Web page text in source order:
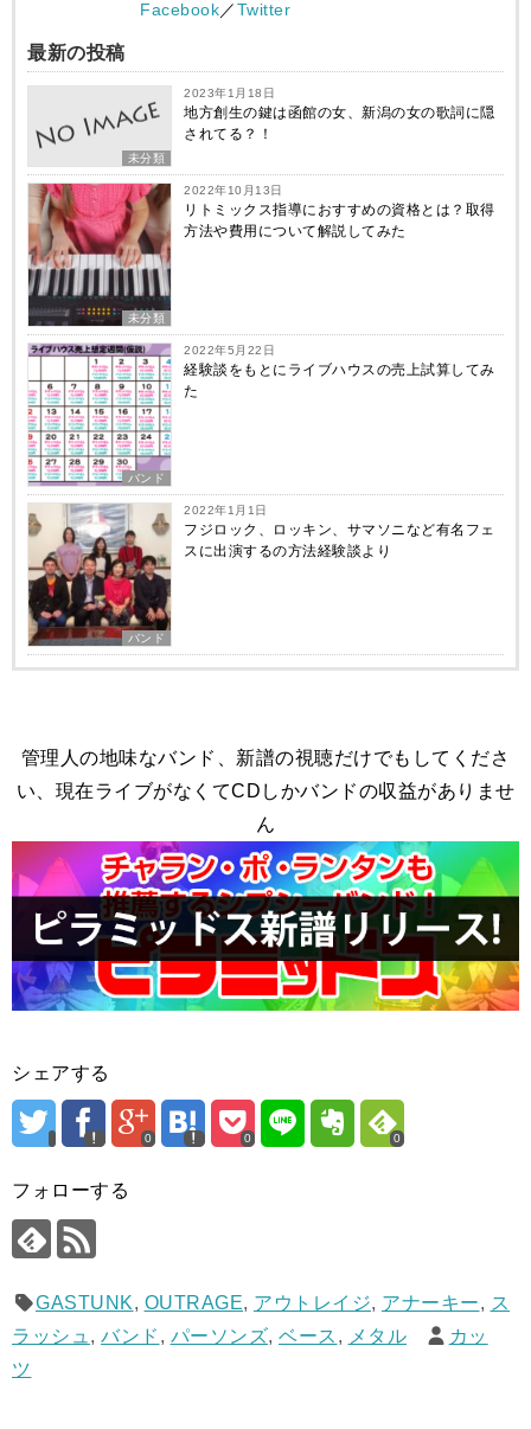
Facebook／Twitter
最新の投稿
未分類
2023年1月18日
地方創生の鍵は函館の女、新潟の女の歌詞に隠
されてる？！
未分類
2022年10月13日
リトミックス指導におすすめの資格とは？取得
方法や費用について解説してみた
バンド
2022年5月22日
経験談をもとにライブハウスの売上試算してみ
た
バンド
2022年1月1日
フジロック、ロッキン、サマソニなど有名フェ
スに出演するの方法経験談より
管理人の地味なバンド、新譜の視聴だけでもしてくださ
い、現在ライブがなくてCDしかバンドの収益がありませ
ん
シェアする
0 0 0
フォローする
GASTUNK, OUTRAGE, アウトレイジ, アナーキー, ス
ラッシュ , バンド , パーソンズ, ベース , メタル
カッ
ツ